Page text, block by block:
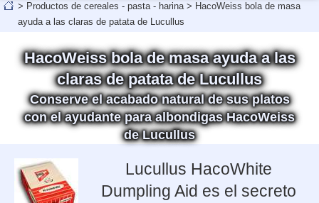
> Productos de cereales - pasta - harina > HacoWeiss bola de masa
ayuda a las claras de patata de Lucullus
HacoWeiss bola de masa ayuda a las
claras de patata de Lucullus
Conserve el acabado natural de sus platos
con el ayudante para albondigas HacoWeiss
de Lucullus
Lucullus HacoWhite
Dumpling Aid es el secreto